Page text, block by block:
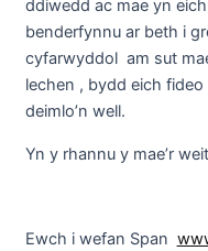
ddiwedd ac mae yn
benderfynnu ar beth i
cyfarwyddol am sut
lechen , bydd eich
deimlo’n well.
Yn y rhannu y mae’r
Ewch i wefan Span